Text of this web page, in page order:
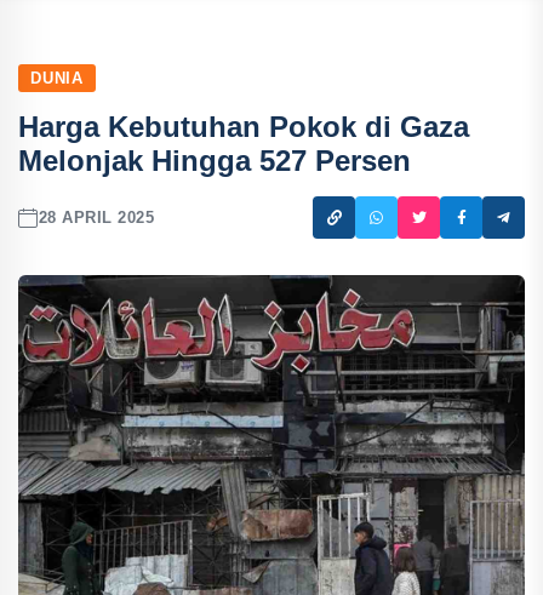
DUNIA
Harga Kebutuhan Pokok di Gaza
Melonjak Hingga 527 Persen
28 APRIL 2025